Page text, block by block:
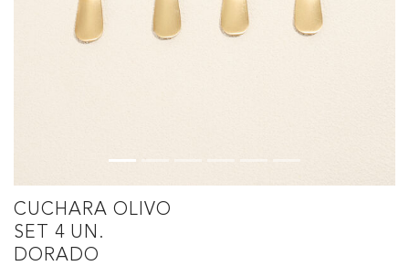
CUCHARA OLIVO
SET 4 UN.
DORADO